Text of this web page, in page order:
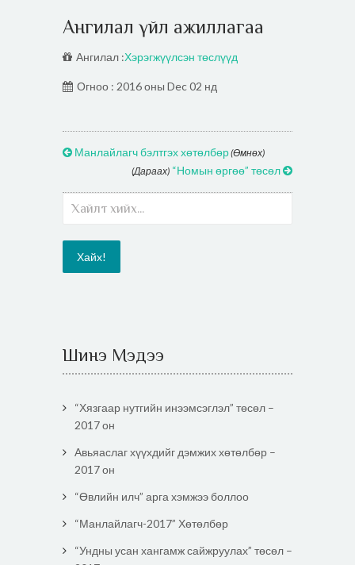
Ангилал үйл ажиллагаа
Ангилал :Хэрэгжүүлсэн төслүүд
Огноо : 2016 оны Dec 02 нд
Манлайлагч бэлтгэх хөтөлбөр(Өмнөх)
(Дараах) “Номын өргөө” төсөл
Шинэ Мэдээ
“Хязгаар нутгийн инээмсэглэл” төсөл –
2017 он
Авьяаслаг хүүхдийг дэмжих хөтөлбөр –
2017 он
“Өвлийн илч” арга хэмжээ боллоо
“Манлайлагч-2017” Хөтөлбөр
“Ундны усан хангамж сайжруулах” төсөл –